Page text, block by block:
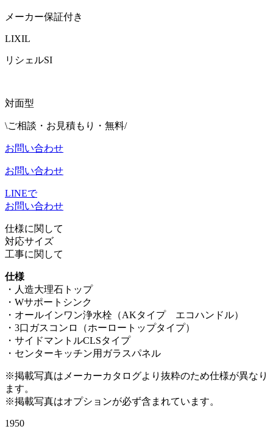
メーカー保証付き
LIXIL
リシェルSI
対面型
\ご相談・お見積もり・無料/
お問い合わせ
お問い合わせ
LINEで
お問い合わせ
仕様に関して
対応サイズ
工事に関して
仕様
・人造大理石トップ
・Wサポートシンク
・オールインワン浄水栓（AKタイプ エコハンドル）
・3口ガスコンロ（ホーロートップタイプ）
・サイドマントルCLSタイプ
・センターキッチン用ガラスパネル
※掲載写真はメーカーカタログより抜粋のため仕様が異なり
ます。
※掲載写真はオプションが必ず含まれています。
1950